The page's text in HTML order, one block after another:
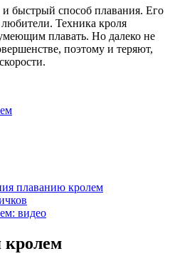
быстрый способ плавания. Его
Техника кроля
плавать. Но далеко не
поэтому и теряют,
плаванию кролем
видео
кролем